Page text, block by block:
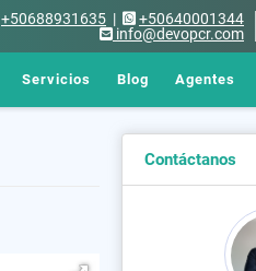
+50688931635 |
+50640001344
info@devopcr.com
Servicios Blog Agentes
Contáctanos